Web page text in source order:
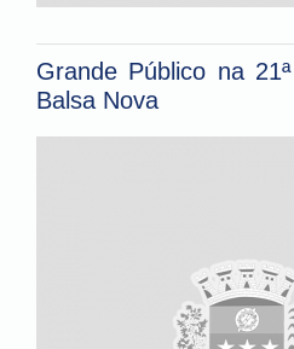
Grande Público na
Balsa Nova